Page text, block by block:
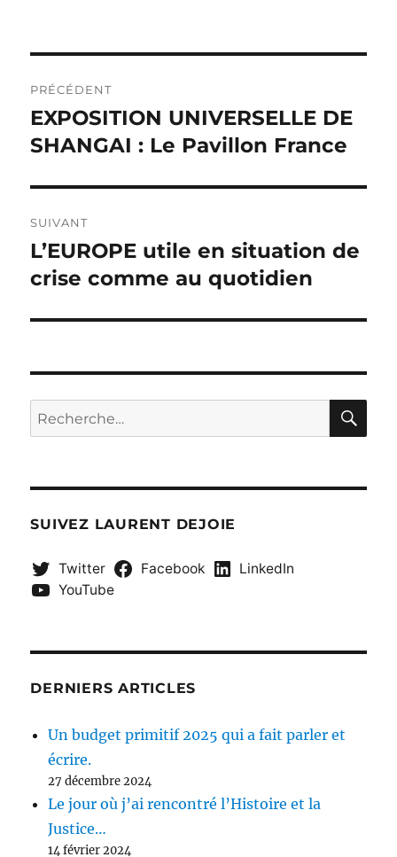
de
l’article
PRÉCÉDENT
Publication
précédente :
EXPOSITION UNIVERSELLE DE
SHANGAI : Le Pavillon France
SUIVANT
Publication
suivante :
L’EUROPE utile en situation de
crise comme au quotidien
Recherche
pour :
SUIVEZ LAURENT DEJOIE
Twitter Facebook
LinkedIn
YouTube
DERNIERS ARTICLES
Un budget primitif 2025 qui a fait parler et
écrire.
27 décembre 2024
Le jour où j’ai rencontré l’Histoire et la
Justice…
14 février 2024